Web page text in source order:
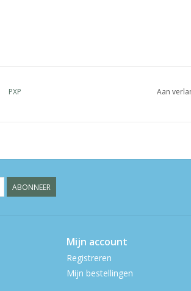
PXP Aan
ABONNEER
Mijn account
Registreren
Mijn bestellingen